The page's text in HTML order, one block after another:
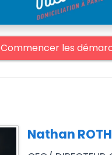
Commencer les
Nathan